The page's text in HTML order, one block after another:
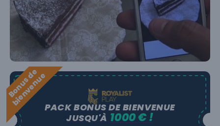
B
o
n
u
s
d
e
b
i
e
n
v
e
n
u
ePACK BONUS DE BIENVENUE
JUSQU'À 1000 € !